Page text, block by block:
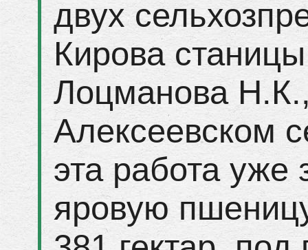
двух
Кирова
Лоцманова
Алексеевском
эта работа
яровую